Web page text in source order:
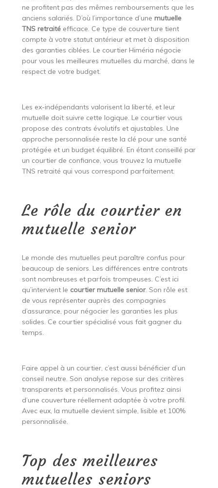
ne profitent pas des mêmes remboursements que les
anciens salariés. D’où l’importance d’une mutuelle
TNS retraitéefficace. Ce type de couverture tient
compte à votre statut antérieur et met à disposition
des garanties ciblées. Le courtier Himéria négocie
pour vous les meilleures mutuelles du marché, dans le
respect de votre budget.
Les ex-indépendants valorisent la liberté, et leur
mutuelle doit suivre cette logique. Le courtier vous
propose des contrats évolutifs et ajustables. Une
approche personnalisée reste la clé pour une santé
protégée et un budget équilibré. En étant conseillé par
un courtier de confiance, vous trouvez la mutuelle
TNS retraité qui vous correspond parfaitement.
Le rôle du courtier en
mutuelle senior
Le monde des mutuelles peut paraître confus pour
beaucoup de seniors. Les différences entre contrats
sont nombreuses et parfois trompeuses. C’est ici
qu’intervient le courtier mutuelle senior. Son rôle est
de vous représenter auprès des compagnies
d’assurance, pour négocier les garanties les plus
solides. Ce courtier spécialisé vous fait gagner du
temps.
Faire appel à un courtier, c’est aussi bénéficier d’un
conseil neutre. Son analyse repose sur des critères
transparents et personnalisés. Vous profitez ainsi
d’une couverture réellement adaptée à votre profil.
Avec eux, la mutuelle devient simple, lisible et 100%
personnalisée.
Top des meilleures
mutuelles seniors